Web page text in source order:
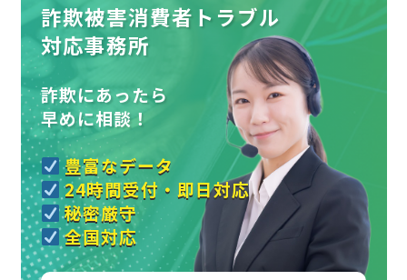
詐欺被害消費者トラブル
対応事務所
詐欺にあったら
早めに相談！
豊富なデータ
24時間受付・即日対応
秘密厳守
全国対応